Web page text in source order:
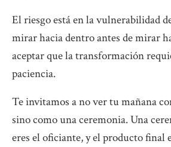
El riesgo está en la vulnerabilidad
mirar hacia dentro antes de mirar
aceptar que la transformación
paciencia.
Te invitamos a no ver tu mañana
sino como una ceremonia. Una
eres el oficiante, y el producto final